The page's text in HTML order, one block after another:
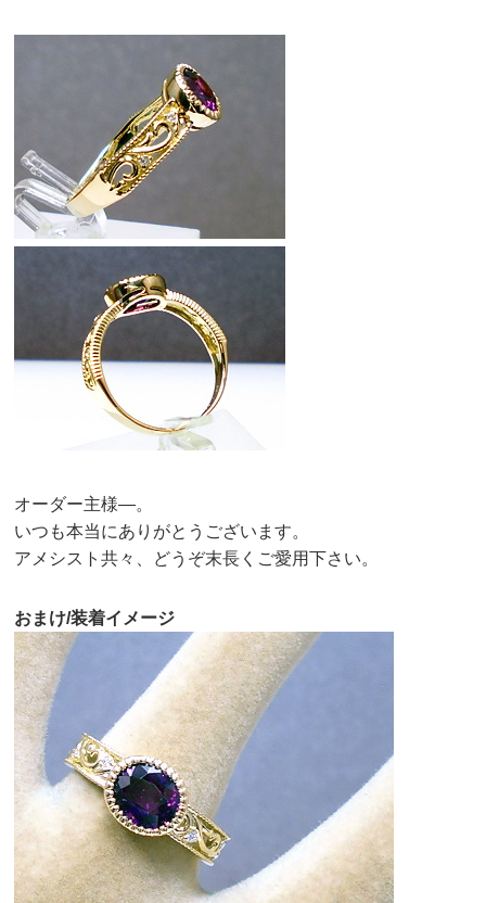
オーダー主様—。
いつも本当にありがとうございます。
アメシスト共々、どうぞ末長くご愛用下さい。
おまけ/装着イメージ